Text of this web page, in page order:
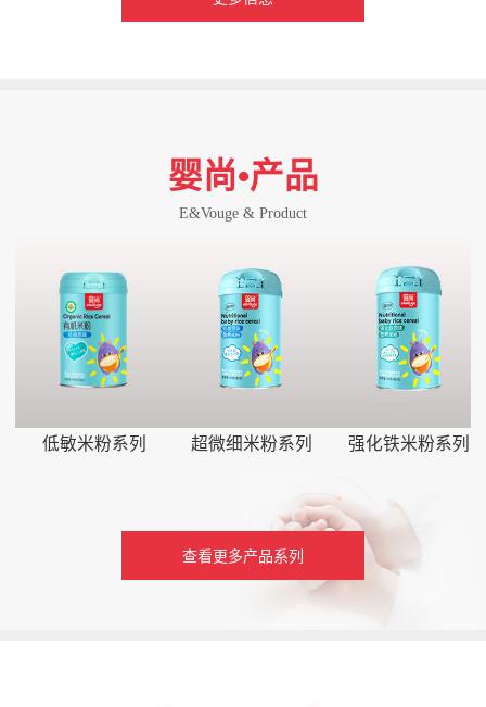
婴尚•产品
E&Vouge & Product
低敏米粉系列 超微细米粉系列 强化铁米粉系列
查看更多产品系列